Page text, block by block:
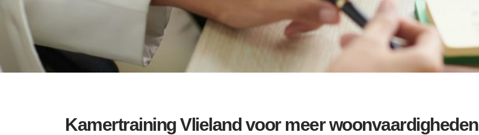
Kamertraining Vlieland voor meer woonvaardigheden